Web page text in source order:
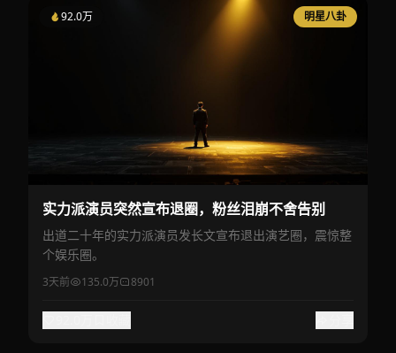
92.0万 明星八卦
实力派演员突然宣布退圈，粉丝泪崩不舍告别
出道二十年的实力派演员发长文宣布退出演艺圈，震惊整
个娱乐圈。
3天前 135.0万 8901